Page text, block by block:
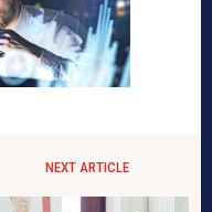
NEXT ARTICLE